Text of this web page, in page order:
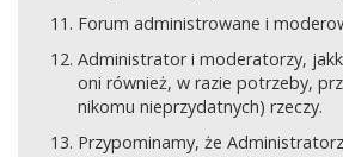
Forum administrowane i
Administrator i moderatorzy,
oni również, w razie potrzeby,
nikomu nieprzydatnych) rzeczy.
Przypominamy, że